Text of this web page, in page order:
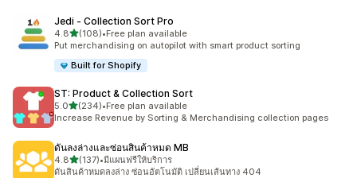
Jedi ‑ Collection Sort Pro
4.8เต็ม 5 ดาว
(108)
ทั้งหมด 108 รีวิว
•Free plan available
Put merchandising on autopilot with smart product sorting
Built for Shopify
ST: Product & Collection Sort
5.0เต็ม 5 ดาว
(234)
ทั้งหมด 234 รีวิว
•Free plan available
Increase Revenue by Sorting & Merchandising collection pages
ดันลงล่างและซ่อนสินค้าหมด MB
4.8เต็ม 5 ดาว
(137)
ทั้งหมด 137 รีวิว
•มีแผนฟรีให้บริการ
ดันสินค้าหมดลงล่าง ซ่อนอัตโนมัติ เปลี่ยนเส้นทาง 404